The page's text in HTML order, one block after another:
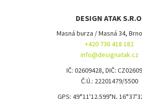
DESIGN ATAK
Masná burza / Masná 34,
+420 736 418 182
info@designatak.cz
IČ: 02609428, DIČ:
Č.Ú.: 22201479/5500
GPS: 49°11'12.599"N,